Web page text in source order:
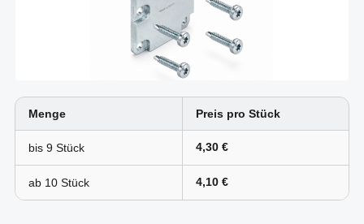
Menge Preis pro Stück
bis 9 4,30 €
ab 10 4,10 €